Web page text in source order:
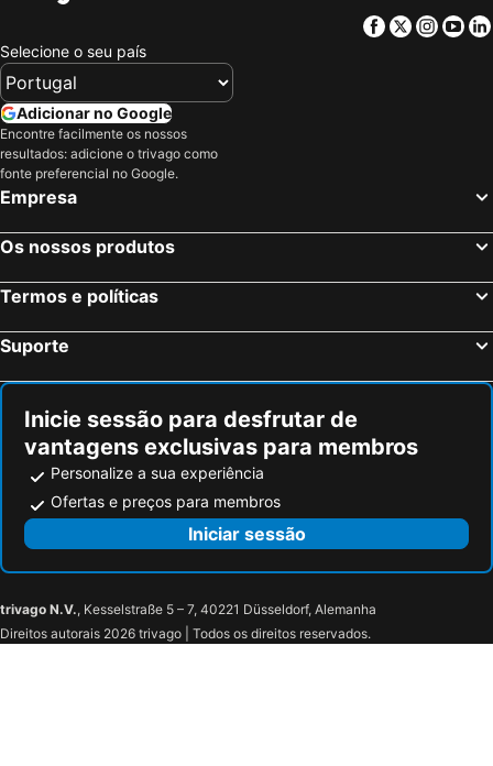
Facebook
Twitter
Selecione o seu país
Adicionar no Google
Encontre facilmente os nossos
resultados: adicione o trivago como
fonte preferencial no Google.
Empresa
Os nossos produtos
Termos e políticas
Suporte
Inicie sessão para desfrutar de
vantagens exclusivas para membros
Personalize a sua experiência
Ofertas e preços para membros
Iniciar sessão
trivago N.V., Kesselstraße 5 – 7, 40221 Düsseldorf, Alemanha
Direitos autorais 2026 trivago | Todos os direitos reservados.